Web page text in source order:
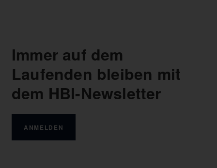
Immer auf dem
Laufenden bleiben mit
dem HBI-Newsletter
ANMELDEN